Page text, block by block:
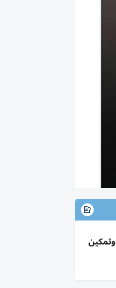
والدماغ والعضلات بدقة حتى 12 ساعة وتمكين